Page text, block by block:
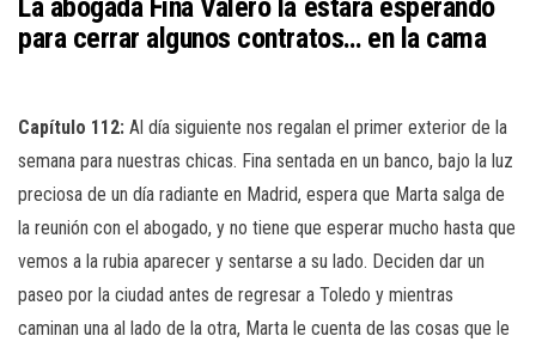
La abogada Fina Valero la estará esperando
para cerrar algunos contratos… en la cama
Capítulo 112: Al día siguiente nos regalan el primer exterior de la
semana para nuestras chicas. Fina sentada en un banco, bajo la luz
preciosa de un día radiante en Madrid, espera que Marta salga de
la reunión con el abogado, y no tiene que esperar mucho hasta que
vemos a la rubia aparecer y sentarse a su lado. Deciden dar un
paseo por la ciudad antes de regresar a Toledo y mientras
caminan una al lado de la otra, Marta le cuenta de las cosas que le